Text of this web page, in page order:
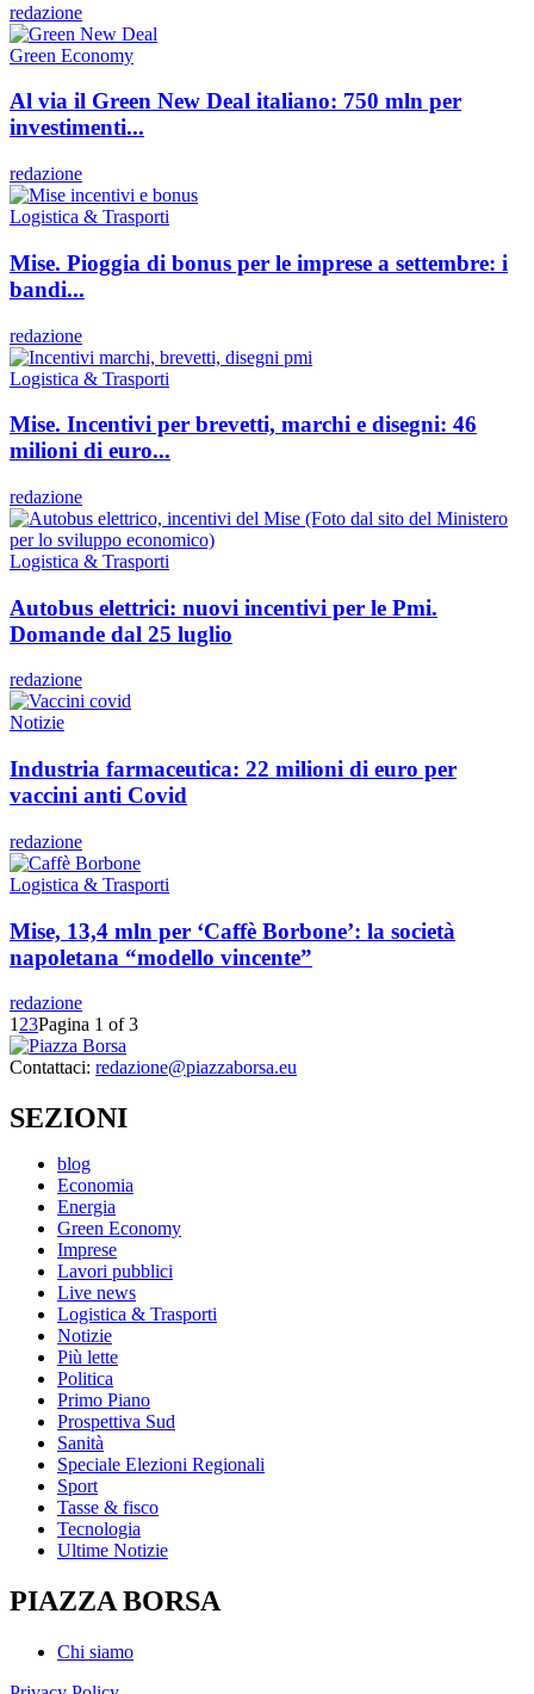
redazione
Green Economy
Al via il Green New Deal italiano: 750 mln per
investimenti...
redazione
Logistica & Trasporti
Mise. Pioggia di bonus per le imprese a settembre: i
bandi...
redazione
Logistica & Trasporti
Mise. Incentivi per brevetti, marchi e disegni: 46
milioni di euro...
redazione
Logistica & Trasporti
Autobus elettrici: nuovi incentivi per le Pmi.
Domande dal 25 luglio
redazione
Notizie
Industria farmaceutica: 22 milioni di euro per
vaccini anti Covid
redazione
Logistica & Trasporti
Mise, 13,4 mln per ‘Caffè Borbone’: la società
napoletana “modello vincente”
redazione
1 23Pagina 1 of 3
Contattaci: redazione@piazzaborsa.eu
SEZIONI
blog
Economia
Energia
Green Economy
Imprese
Lavori pubblici
Live news
Logistica & Trasporti
Notizie
Più lette
Politica
Primo Piano
Prospettiva Sud
Sanità
Speciale Elezioni Regionali
Sport
Tasse & fisco
Tecnologia
Ultime Notizie
PIAZZA BORSA
Chi siamo